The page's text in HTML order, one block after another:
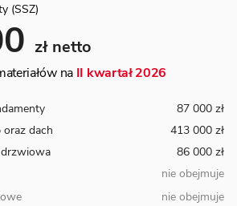
(SSZ)
zł netto
na II kwartał 2026
87 000 zł
dach
413 000 zł
86 000 zł
nie obejmuje
nie obejmuje